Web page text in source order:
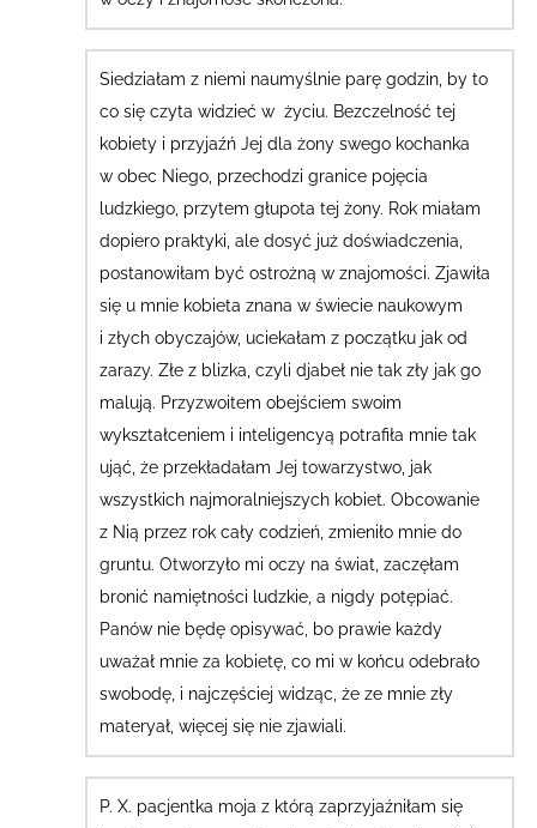
Siedziałam z niemi naumyślnie parę godzin, by to
co się czyta widzieć w życiu. Bezczelność tej
kobiety i przyjaźń Jej dla żony swego kochanka
w obec Niego, przechodzi granice pojęcia
ludzkiego, przytem głupota tej żony. Rok miałam
dopiero praktyki, ale dosyć już doświadczenia,
postanowiłam być ostrożną w znajomości.Zjawiła
się u mnie kobieta znana w świecie naukowym
i złych obyczajów, uciekałam z początku jak od
zarazy. Złe z blizka, czyli djabeł nie tak zły jak go
malują. Przyzwoitem obejściem swoim
wykształceniem i inteligencyą potrafiła mnie tak
ująć, że przekładałam Jej towarzystwo, jak
wszystkich najmoralniejszych kobiet. Obcowanie
z Nią przez rok cały codzień, zmieniło mnie do
gruntu. Otworzyło mi oczy na świat, zaczęłam
bronić namiętności ludzkie, a nigdy potępiać.
Panów nie będę opisywać, bo prawie każdy
uważał mnie za kobietę, co mi w końcu odebrało
swobodę, i najczęściej widząc, że ze mnie zły
materyał, więcej się nie zjawiali.
P. X. pacjentka moja z którą zaprzyjaźniłam się